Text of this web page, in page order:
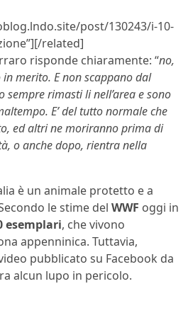
post/130243/i-10-
related]
risponde chiaramente: “no,
merito. E non scappano dal
sempre rimasti li nell’area e sono
E’ del tutto normale che
ed altri ne moriranno prima di
o anche dopo, rientra nella
è un animale protetto e a
le stime del WWF oggi in
esemplari, che vivono
appenninica. Tuttavia,
pubblicato su Facebook da
alcun lupo in pericolo.